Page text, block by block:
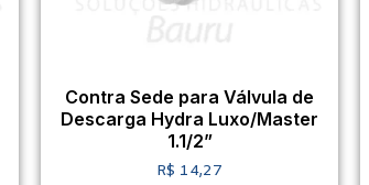
Contra Sede para Válvula de
Descarga Hydra Luxo/Master
1.1/2”
R$ 14,27